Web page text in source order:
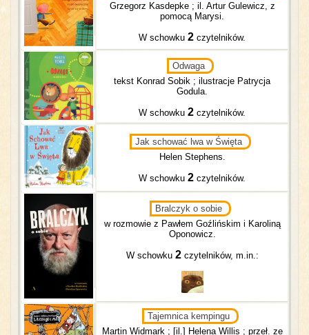
Grzegorz Kasdepke ; il. Artur Gulewicz, z
pomocą Marysi.
W schowku 2 czytelników.
Odwaga
tekst Konrad Sobik ; ilustracje Patrycja
Godula.
W schowku 2 czytelników.
Jak schować lwa w Święta
Helen Stephens.
W schowku 2 czytelników.
Bralczyk o sobie
w rozmowie z Pawłem Goźlińskim i Karoliną
Oponowicz.
W schowku 2czytelników, m.in.:
Tajemnica kempingu
Martin Widmark ; [il.] Helena Willis ; przeł. ze